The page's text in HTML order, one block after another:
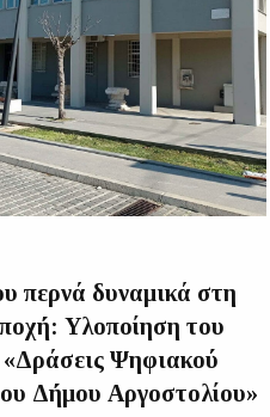
περνά δυναμικά στη
Υλοποίηση του
«Δράσεις Ψηφιακού
Δήμου Αργοστολίου»